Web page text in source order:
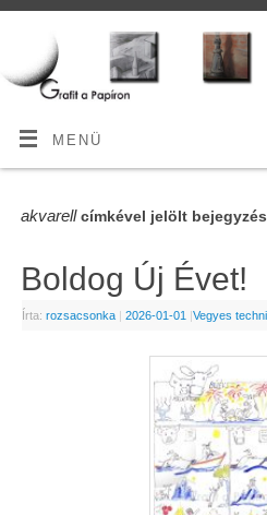
MENÜ
akvarellcímkével jelölt
Boldog Új Évet!
Írta: rozsacsonka | 2026-01-01 |Vegyes